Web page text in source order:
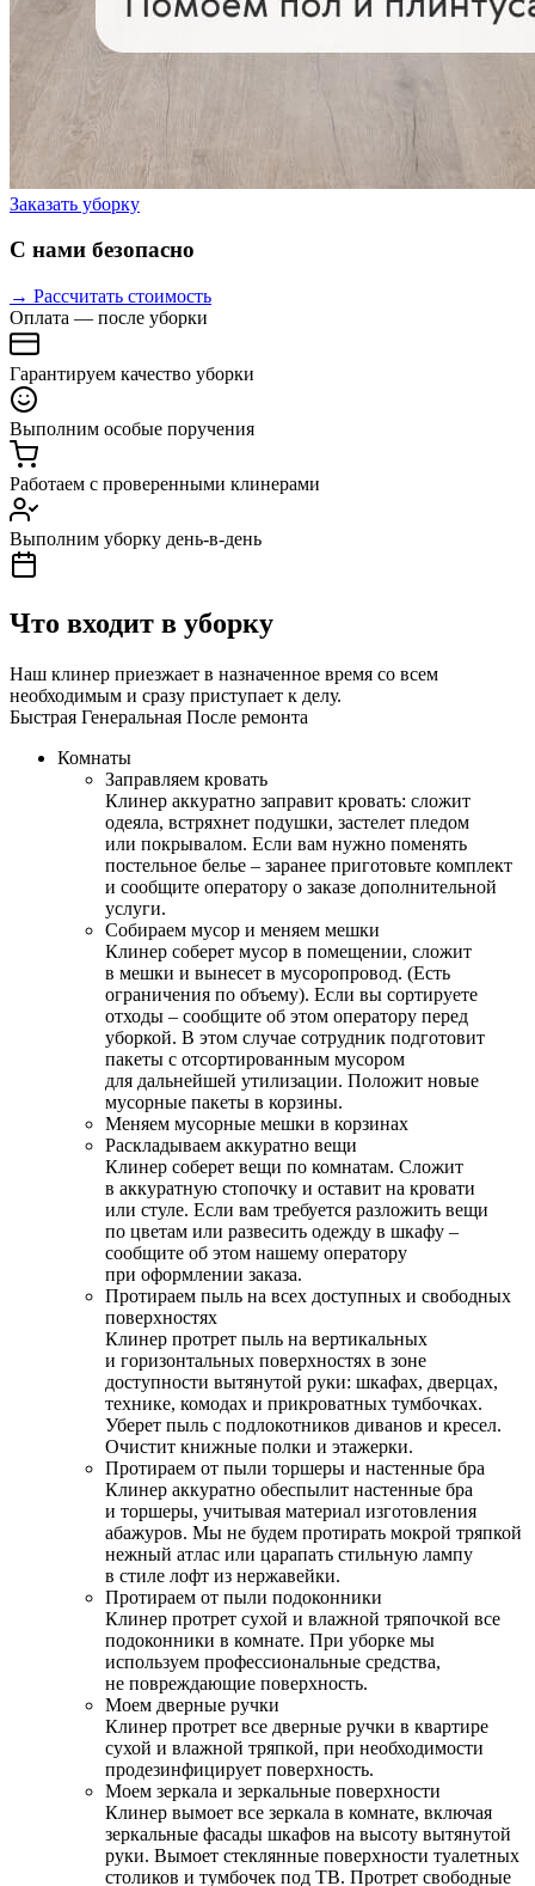
Заказать уборку
С нами безопасно
→ Рассчитать стоимость
Оплата — после уборки
Гарантируем качество уборки
Выполним особые поручения
Работаем с проверенными клинерами
Выполним уборку день-в-день
Что входит в уборку
Наш клинер приезжает в назначенное время со всем
необходимым и сразу приступает к делу.
Быстрая Генеральная После ремонта
Комнаты
Заправляем кровать
Клинер аккуратно заправит кровать: сложит
одеяла, встряхнет подушки, застелет пледом
или покрывалом. Если вам нужно поменять
постельное белье – заранее приготовьте комплект
и сообщите оператору о заказе дополнительной
услуги.
Собираем мусор и меняем мешки
Клинер соберет мусор в помещении, сложит
в мешки и вынесет в мусоропровод. (Есть
ограничения по объему). Если вы сортируете
отходы – сообщите об этом оператору перед
уборкой. В этом случае сотрудник подготовит
пакеты с отсортированным мусором
для дальнейшей утилизации. Положит новые
мусорные пакеты в корзины.
Меняем мусорные мешки в корзинах
Раскладываем аккуратно вещи
Клинер соберет вещи по комнатам. Сложит
в аккуратную стопочку и оставит на кровати
или стуле. Если вам требуется разложить вещи
по цветам или развесить одежду в шкафу –
сообщите об этом нашему оператору
при оформлении заказа.
Протираем пыль на всех доступных и свободных
поверхностях
Клинер протрет пыль на вертикальных
и горизонтальных поверхностях в зоне
доступности вытянутой руки: шкафах, дверцах,
технике, комодах и прикроватных тумбочках.
Уберет пыль с подлокотников диванов и кресел.
Очистит книжные полки и этажерки.
Протираем от пыли торшеры и настенные бра
Клинер аккуратно обеспылит настенные бра
и торшеры, учитывая материал изготовления
абажуров. Мы не будем протирать мокрой тряпкой
нежный атлас или царапать стильную лампу
в стиле лофт из нержавейки.
Протираем от пыли подоконники
Клинер протрет сухой и влажной тряпочкой все
подоконники в комнате. При уборке мы
используем профессиональные средства,
не повреждающие поверхность.
Моем дверные ручки
Клинер протрет все дверные ручки в квартире
сухой и влажной тряпкой, при необходимости
продезинфицирует поверхность.
Моем зеркала и зеркальные поверхности
Клинер вымоет все зеркала в комнате, включая
зеркальные фасады шкафов на высоту вытянутой
руки. Вымоет стеклянные поверхности туалетных
столиков и тумбочек под ТВ. Протрет свободные